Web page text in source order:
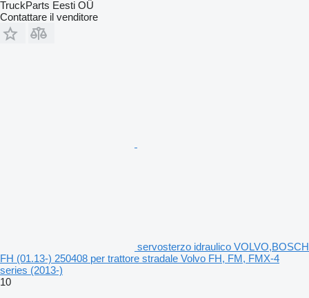
TruckParts Eesti OÜ
Contattare il venditore
servosterzo idraulico VOLVO,BOSCH
FH (01.13-) 250408 per trattore stradale Volvo FH, FM, FMX-4
series (2013-)
10